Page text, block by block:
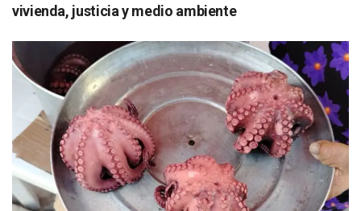
vivienda, justicia y medio ambiente